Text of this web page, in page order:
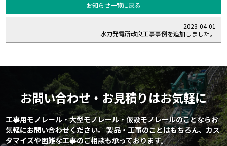
お知らせ一覧に戻る
2023-04-01
水力発電所改良工事事例を追加しました。
お問い合わせ・お見積りはお気軽に
工事用モノレール・大型モノレール・仮設モノレールのことならお
気軽にお問い合わせください。製品・工事のことはもちろん、カス
タマイズや困難な工事のご相談も承っております。